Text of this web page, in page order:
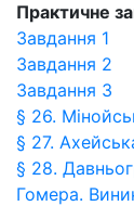
Практичне
Завдання 1
Завдання 2
Завдання 3
§ 26.
§ 27.
§ 28.
Гомера.